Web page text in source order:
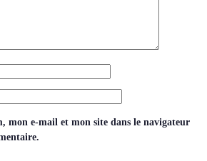
mon e-mail et mon site dans le navigateur